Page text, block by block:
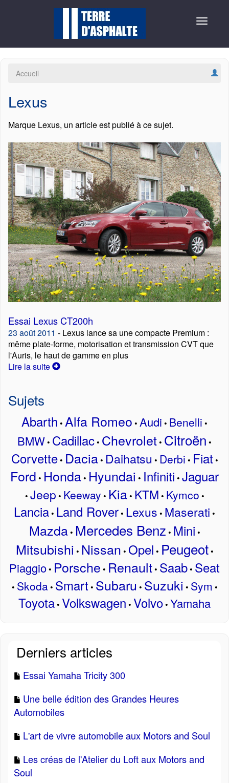
Toggle
Accueil
Lexus
Marque Lexus, un article est publié à ce sujet.
Essai Lexus CT200h
23 août 2011 - Lexus lance sa une compacte Premium :
même plate-forme, motorisation et transmission CVT que
l'Auris, le haut de gamme en plus
Lire la suite
Sujets
Abarth • Alfa Romeo • Audi • Benelli •
BMW• Cadillac• Chevrolet• Citroën •
Corvette• Dacia• Daihatsu • Derbi • Fiat •
Ford • Honda• Hyundai • Infiniti • Jaguar
• Jeep • Keeway • Kia• KTM • Kymco •
Lancia• Land Rover• Lexus • Maserati •
Mazda• Mercedes Benz • Mini •
Mitsubishi • Nissan • Opel • Peugeot•
Piaggio• Porsche • Renault• Saab• Seat
• Skoda• Smart • Subaru • Suzuki • Sym •
Toyota• Volkswagen • Volvo• Yamaha
Derniers articles
Essai Yamaha Tricity 300
Une belle édition des Grandes Heures
Automobiles
L'art de vivre automobile aux Motors and Soul
Les créas de l'Atelier du Loft aux Motors and
Soul